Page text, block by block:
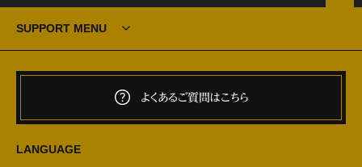
SUPPORT MENU
よくあるご質問はこちら
LANGUAGE